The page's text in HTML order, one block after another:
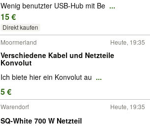
Wenig benutzter USB-Hub mit Be ...
15 €
Direkt kaufen
Moormerland
Heute, 19:35
Verschiedene Kabel und Netzteile
Konvolut
Ich biete hier ein Konvolut au ...
5 €
Warendorf Heute, 19:35
SQ-White 700 W Netzteil